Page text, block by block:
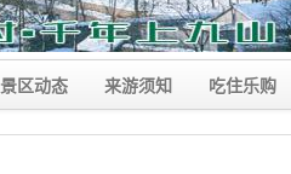
景区动态 来游须知 吃住乐购